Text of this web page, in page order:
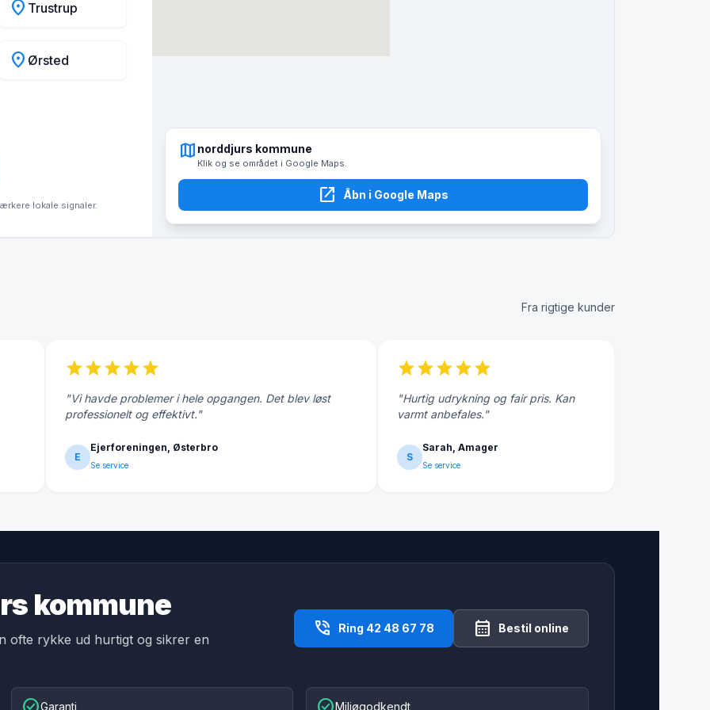
location_on Trustrup
location_on Ørsted
lokale signaler.
map norddjurs kommune
Klik og se området i Google Maps.
open_in_new Åbn i Google Maps
Fra rigtige kunder
starstarstarstarstar
"Vi havde problemer i hele opgangen. Det blev løst
professionelt og effektivt."
E
Ejerforeningen, Østerbro
Se service
starstarstarstarstar
"Hurtig udrykning og fair pris. Kan
varmt anbefales."
S
Sarah, Amager
Se service
kommune
ofte rykke ud hurtigt og sikrer en
phone_in_talk Ring 42 48 67 78 calendar_month Bestil online
Garanti Miljøgodkendt